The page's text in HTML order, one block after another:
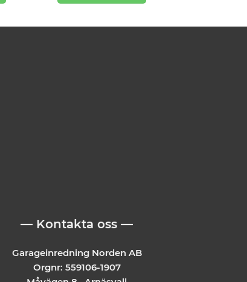
— Kontakta oss —
Garageinredning Norden AB
Orgnr: 559106-1907